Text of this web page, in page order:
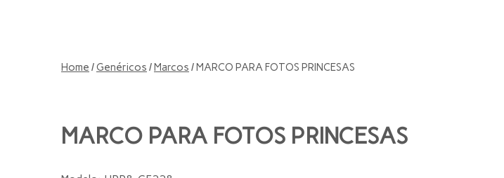
Home /Genéricos /Marcos / MARCO PARA FOTOS PRINCESAS
MARCO PARA FOTOS PRINCESAS